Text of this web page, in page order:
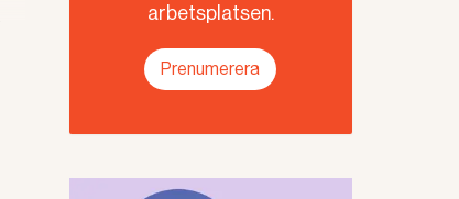
arbetsplatsen.
Prenumerera